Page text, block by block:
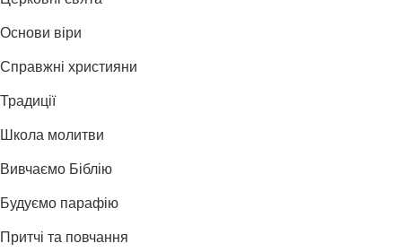
Основи віри
Справжні християни
Традиції
Школа молитви
Вивчаємо Біблію
Будуємо парафію
Притчі та повчання